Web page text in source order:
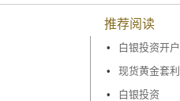
推荐阅读
•
白银投资开户
•
现货黄金套利
•
白银投资